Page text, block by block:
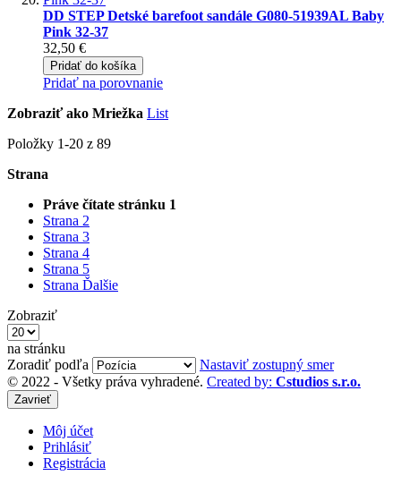
DD STEP Detské barefoot sandále G080-51939AL Baby
Pink 32-37
32,50 €
Pridať do košíka
Pridať na porovnanie
Zobraziť ako Mriežka List
Položky 1-20 z 89
Strana
Práve čítate stránku 1
Strana 2
Strana 3
Strana 4
Strana 5
Strana Ďalšie
Zobraziť
na stránku
Zoradiť podľa
Nastaviť zostupný smer
© 2022 - Všetky práva vyhradené. Created by: Cstudios s.r.o.
Zavrieť
Môj účet
Prihlásiť
Registrácia